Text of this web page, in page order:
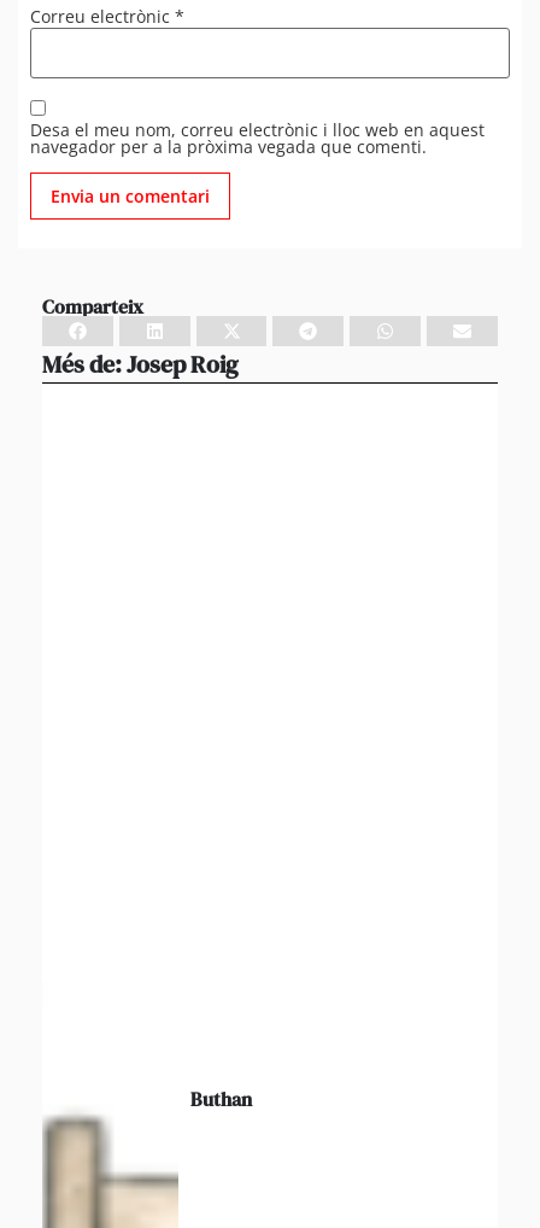
Correu electrònic *
Desa el meu nom, correu electrònic i lloc web en aquest
navegador per a la pròxima vegada que comenti.
Comparteix
Més de:Josep Roig
Buthan